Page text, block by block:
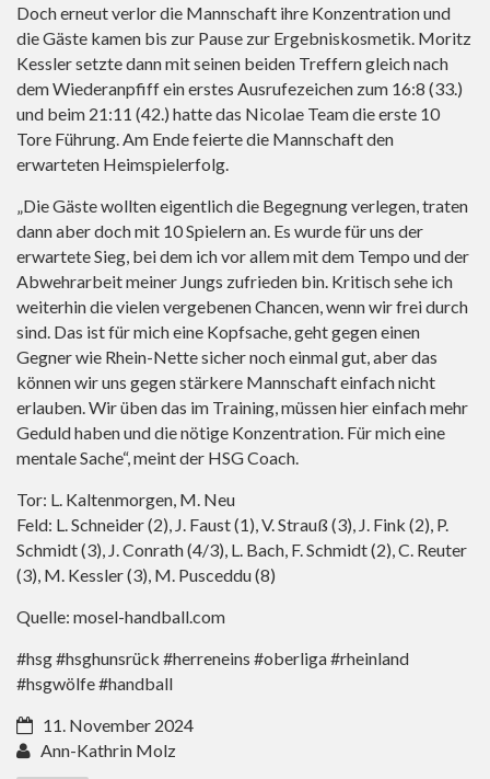
Doch erneut verlor die Mannschaft ihre Konzentration und
die Gäste kamen bis zur Pause zur Ergebniskosmetik. Moritz
Kessler setzte dann mit seinen beiden Treffern gleich nach
dem Wiederanpfiff ein erstes Ausrufezeichen zum 16:8 (33.)
und beim 21:11 (42.) hatte das Nicolae Team die erste 10
Tore Führung. Am Ende feierte die Mannschaft den
erwarteten Heimspielerfolg.
„Die Gäste wollten eigentlich die Begegnung verlegen, traten
dann aber doch mit 10 Spielern an. Es wurde für uns der
erwartete Sieg, bei dem ich vor allem mit dem Tempo und der
Abwehrarbeit meiner Jungs zufrieden bin. Kritisch sehe ich
weiterhin die vielen vergebenen Chancen, wenn wir frei durch
sind. Das ist für mich eine Kopfsache, geht gegen einen
Gegner wie Rhein-Nette sicher noch einmal gut, aber das
können wir uns gegen stärkere Mannschaft einfach nicht
erlauben. Wir üben das im Training, müssen hier einfach mehr
Geduld haben und die nötige Konzentration. Für mich eine
mentale Sache“, meint der HSG Coach.
Tor: L. Kaltenmorgen, M. Neu
Feld: L. Schneider (2), J. Faust (1), V. Strauß (3), J. Fink (2), P.
Schmidt (3), J. Conrath (4/3), L. Bach, F. Schmidt (2), C. Reuter
(3), M. Kessler (3), M. Pusceddu (8)
Quelle: mosel-handball.com
#hsg #hsghunsrück #herreneins #oberliga #rheinland
#hsgwölfe #handball
11. November 2024
Ann-Kathrin Molz